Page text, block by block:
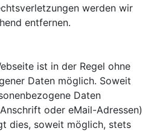
werden wir
entfernen.
ist in der Regel ohne
Daten möglich. Soweit
Daten
oder eMail-Adressen)
dies, soweit möglich, stets